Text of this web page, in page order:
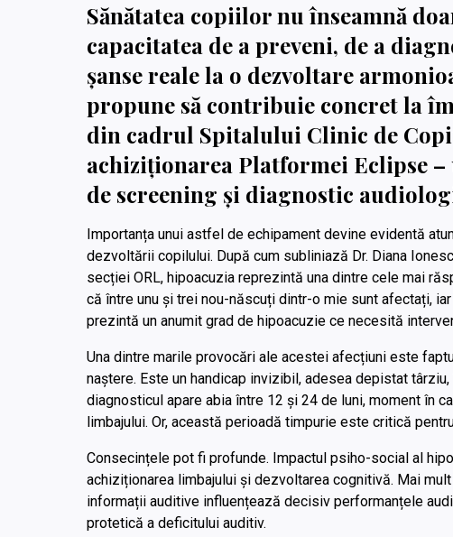
Sănătatea copiilor nu înseamnă
capacitatea de a preveni, de a
șanse reale la o dezvoltare
propune să contribuie concret la
din cadrul Spitalului Clinic de
achiziționarea Platformei Eclipse
de screening și diagnostic
Importanța unui astfel de echipament devine evidentă
dezvoltării copilului. După cum subliniază Dr. Diana
secției ORL, hipoacuzia reprezintă una dintre cele mai
că între unu și trei nou-născuți dintr-o mie sunt afectați,
prezintă un anumit grad de hipoacuzie ce necesită
Una dintre marile provocări ale acestei afecțiuni este
naștere. Este un handicap invizibil, adesea depistat
diagnosticul apare abia între 12 și 24 de luni, moment în
limbajului. Or, această perioadă timpurie este critică
Consecințele pot fi profunde. Impactul psiho-social al
achiziționarea limbajului și dezvoltarea cognitivă. Mai
informații auditive influențează decisiv performanțele
protetică a deficitului auditiv.